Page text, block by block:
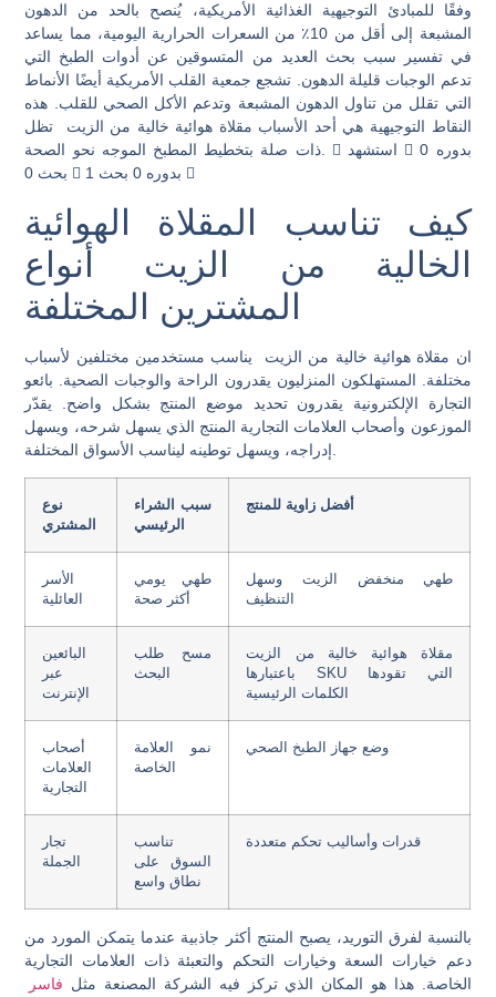
وفقًا للمبادئ التوجيهية الغذائية الأمريكية، يُنصح بالحد من الدهون
المشبعة إلى أقل من 10٪ من السعرات الحرارية اليومية، مما يساعد
في تفسير سبب بحث العديد من المتسوقين عن أدوات الطبخ التي
تدعم الوجبات قليلة الدهون. تشجع جمعية القلب الأمريكية أيضًا الأنماط
التي تقلل من تناول الدهون المشبعة وتدعم الأكل الصحي للقلب. هذه
النقاط التوجيهية هي أحد الأسباب مقلاة هوائية خالية من الزيت
تظل
ذات صلة بتخطيط المطبخ الموجه نحو الصحة.  استشهد  بدوره 0
بحث 0  بدوره 0 بحث 1 
كيف تناسب المقلاة الهوائية
الخالية من الزيت أنواع
المشترين المختلفة
ان مقلاة هوائية خالية من الزيت
يناسب مستخدمين مختلفين لأسباب
مختلفة. المستهلكون المنزليون يقدرون الراحة والوجبات الصحية. بائعو
التجارة الإلكترونية يقدرون تحديد موضع المنتج بشكل واضح. يقدّر
الموزعون وأصحاب العلامات التجارية المنتج الذي يسهل شرحه، ويسهل
نوع
المشتري
سبب الشراء
الرئيسي
أفضل زاوية للمنتج
الأسر
العائلية
طهي يومي
أكثر صحة
طهي منخفض الزيت وسهل
التنظيف
البائعين
عبر
الإنترنت
مسح طلب
البحث
مقلاة هوائية خالية من الزيت
باعتبارها SKU التي تقودها
الكلمات الرئيسية
أصحاب
العلامات
التجارية
نمو العلامة
الخاصة
وضع جهاز الطبخ الصحي
تجار
الجملة
تناسب
السوق على
نطاق واسع
قدرات وأساليب تحكم متعددة
بالنسبة لفرق التوريد، يصبح المنتج أكثر جاذبية عندما يتمكن المورد من
دعم خيارات السعة وخيارات التحكم والتعبئة ذات العلامات التجارية
الخاصة. هذا هو المكان الذي تركز فيه الشركة المصنعة مثل فاسر